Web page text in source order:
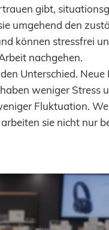
gibt,
umgehend den
können stressfrei
nachgehen.
Unterschied. Neue
weniger Stress
Fluktuation.
sie nicht nur